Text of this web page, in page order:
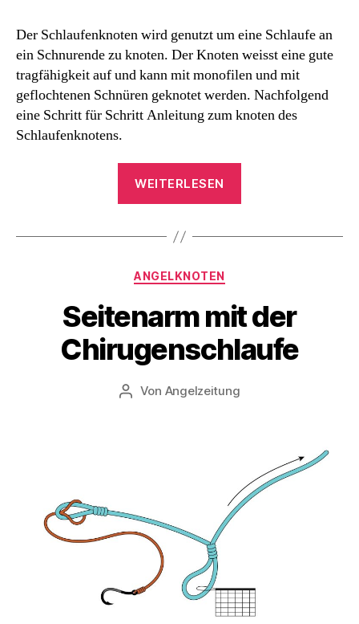
Der Schlaufenknoten wird genutzt um eine Schlaufe an
ein Schnurende zu knoten. Der Knoten weisst eine gute
tragfähigkeit auf und kann mit monofilen und mit
geflochtenen Schnüren geknotet werden. Nachfolgend
eine Schritt für Schritt Anleitung zum knoten des
Schlaufenknotens.
WEITERLESEN
Kategorien
ANGELKNOTEN
Seitenarm mit der
Chirugenschlaufe
Beitragsautor
Von Angelzeitung